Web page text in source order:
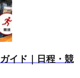
イド｜日程・競